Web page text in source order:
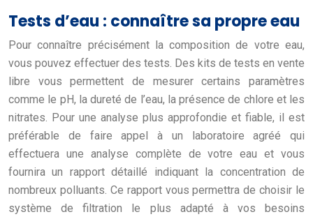
Tests d’eau : connaître sa propre eau
Pour connaître précisément la composition de votre eau,
vous pouvez effectuer des tests. Des kits de tests en vente
libre vous permettent de mesurer certains paramètres
comme le pH, la dureté de l’eau, la présence de chlore et les
nitrates. Pour une analyse plus approfondie et fiable, il est
préférable de faire appel à un laboratoire agréé qui
effectuera une analyse complète de votre eau et vous
fournira un rapport détaillé indiquant la concentration de
nombreux polluants. Ce rapport vous permettra de choisir le
système de filtration le plus adapté à vos besoins